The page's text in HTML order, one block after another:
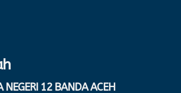
NEGERI 12 BANDA ACEH